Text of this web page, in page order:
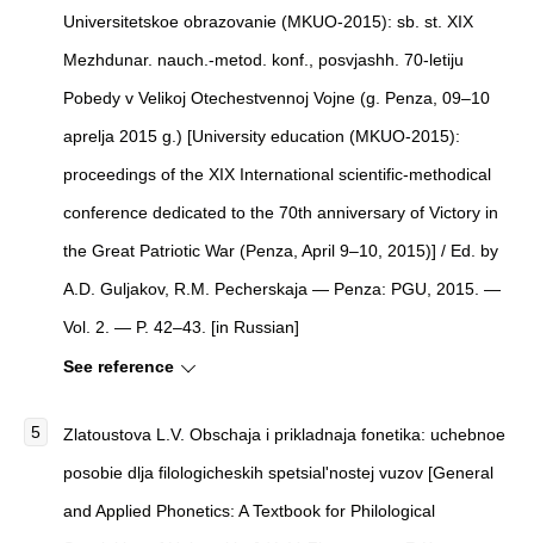
Universitetskoe obrazovanie (MKUO-2015): sb. st. XIX
Mezhdunar. nauch.-metod. konf., posvjashh. 70-letiju
Pobedy v Velikoj Otechestvennoj Vojne (g. Penza, 09–10
aprelja 2015 g.) [University education (MKUO-2015):
proceedings of the XIX International scientific-methodical
conference dedicated to the 70th anniversary of Victory in
the Great Patriotic War (Penza, April 9–10, 2015)] / Ed. by
A.D. Guljakov, R.M. Pecherskaja — Penza: PGU, 2015. —
Vol. 2. — P. 42–43. [in Russian]
See reference
Zlatoustova L.V. Obschaja i prikladnaja fonetika: uchebnoe
posobie dlja filologicheskih spetsial'nostej vuzov [General
and Applied Phonetics: A Textbook for Philological